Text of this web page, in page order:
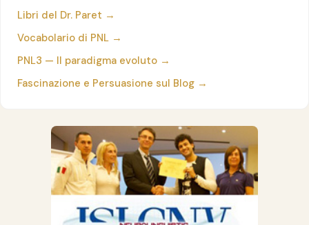
Libri del Dr. Paret →
Vocabolario di PNL →
PNL3 — Il paradigma evoluto →
Fascinazione e Persuasione sul Blog →